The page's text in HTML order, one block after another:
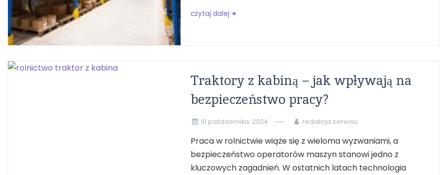
czytaj dalej
Traktory z kabiną – jak wpływają na
bezpieczeństwo pracy?
10 października, 2024 redakcja serwisu
Praca w rolnictwie wiąże się z wieloma wyzwaniami, a
bezpieczeństwo operatorów maszyn stanowi jedno z
kluczowych zagadnień. W ostatnich latach technologia